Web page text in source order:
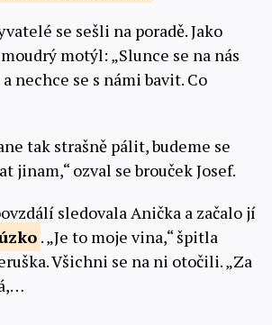
se sešli na poradě. Jako
motýl: „Slunce se na nás
nechce se s námi bavit. Co
tak strašně pálit, budeme se
jinam,“ ozval se brouček Josef.
sledovala Anička a začalo jí
. „Je to moje vina,“ špitla
Všichni se na ni otočili. „Za